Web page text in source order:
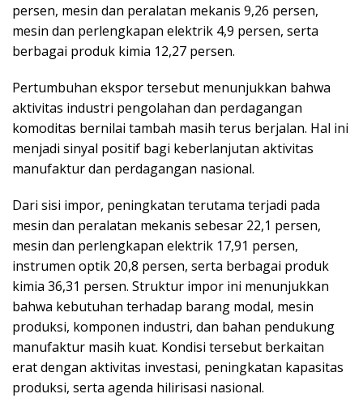
persen, mesin dan peralatan mekanis 9,26 persen,
mesin dan perlengkapan elektrik 4,9 persen, serta
berbagai produk kimia 12,27 persen.
Pertumbuhan ekspor tersebut menunjukkan bahwa
aktivitas industri pengolahan dan perdagangan
komoditas bernilai tambah masih terus berjalan. Hal ini
menjadi sinyal positif bagi keberlanjutan aktivitas
manufaktur dan perdagangan nasional.
Dari sisi impor, peningkatan terutama terjadi pada
mesin dan peralatan mekanis sebesar 22,1 persen,
mesin dan perlengkapan elektrik 17,91 persen,
instrumen optik 20,8 persen, serta berbagai produk
kimia 36,31 persen. Struktur impor ini menunjukkan
bahwa kebutuhan terhadap barang modal, mesin
produksi, komponen industri, dan bahan pendukung
manufaktur masih kuat. Kondisi tersebut berkaitan
erat dengan aktivitas investasi, peningkatan kapasitas
produksi, serta agenda hilirisasi nasional.